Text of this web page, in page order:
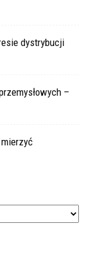
dystrybucji
–